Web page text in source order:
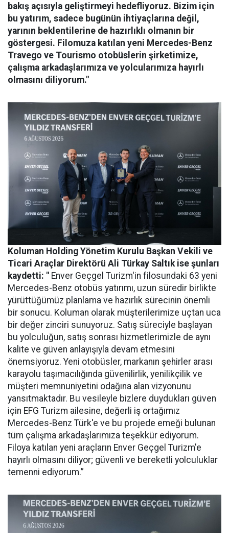
bakış açısıyla geliştirmeyi hedefliyoruz. Bizim için
bu yatırım, sadece bugünün ihtiyaçlarına değil,
yarının beklentilerine de hazırlıklı olmanın bir
göstergesi. Filomuza katılan yeni Mercedes-Benz
Travego ve Tourismo otobüslerin şirketimize,
çalışma arkadaşlarımıza ve yolcularımıza hayırlı
olmasını diliyorum."
Koluman Holding Yönetim Kurulu Başkan Vekili ve
Ticari Araçlar Direktörü Ali Türkay Saltık ise şunları
kaydetti: " Enver Geçgel Turizm'in filosundaki 63 yeni
Mercedes-Benz otobüs yatırımı, uzun süredir birlikte
yürüttüğümüz planlama ve hazırlık sürecinin önemli
bir sonucu. Koluman olarak müşterilerimize uçtan uca
bir değer zinciri sunuyoruz. Satış süreciyle başlayan
bu yolculuğun, satış sonrası hizmetlerimizle de aynı
kalite ve güven anlayışıyla devam etmesini
önemsiyoruz. Yeni otobüsler, markanın şehirler arası
karayolu taşımacılığında güvenilirlik, yenilikçilik ve
müşteri memnuniyetini odağına alan vizyonunu
yansıtmaktadır. Bu vesileyle bizlere duydukları güven
için EFG Turizm ailesine, değerli iş ortağımız
Mercedes-Benz Türk'e ve bu projede emeği bulunan
tüm çalışma arkadaşlarımıza teşekkür ediyorum.
Filoya katılan yeni araçların Enver Geçgel Turizm'e
hayırlı olmasını diliyor; güvenli ve bereketli yolculuklar
temenni ediyorum.”